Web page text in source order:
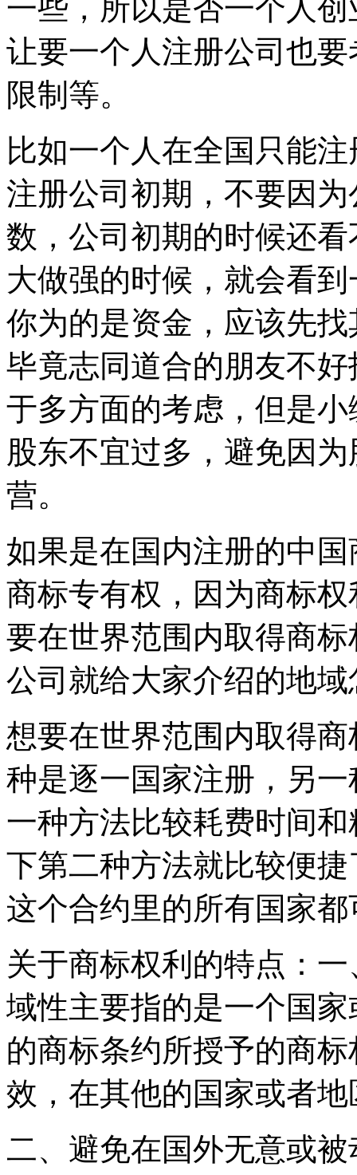
一些，所以是否一个人
让要一个人注册公司也
限制等。
比如一个人在全国只能
注册公司初期，不要因
数，公司初期的时候还
大做强的时候，就会看
你为的是资金，应该先
毕竟志同道合的朋友不
于多方面的考虑，但是
股东不宜过多，避免因
营。
如果是在国内注册的中
商标专有权，因为商标
要在世界范围内取得商
公司就给大家介绍的地域
想要在世界范围内取得
种是逐一国家注册，另
一种方法比较耗费时间
下第二种方法就比较便
这个合约里的所有国家
关于商标权利的特点：
域性主要指的是一个国
的商标条约所授予的商
效，在其他的国家或者
二、避免在国外无意或